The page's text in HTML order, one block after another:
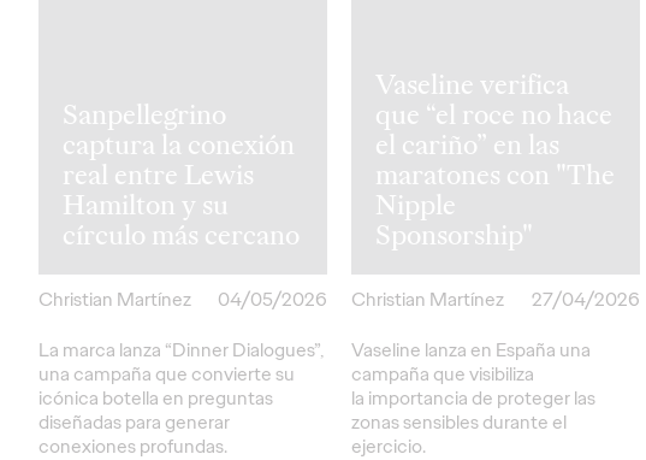
Sanpellegrino
captura la conexión
real entre Lewis
Hamilton y su
círculo más cercano
Christian Martínez
04/05/2026
La marca lanza “Dinner Dialogues”,
una campaña que convierte su
icónica botella en preguntas
diseñadas para generar
conexiones profundas.
Vaseline verifica
que “el roce no hace
el cariño” en las
maratones con "The
Nipple
Sponsorship"
Christian Martínez
27/04/2026
Vaseline lanza en España una
campaña que visibiliza
la importancia de proteger las
zonas sensibles durante el
ejercicio.